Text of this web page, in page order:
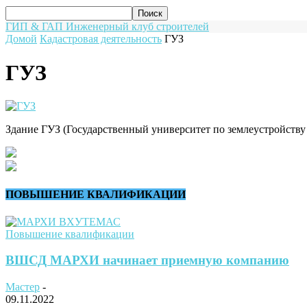
ГИП & ГАП Инженерный клуб строителей
Домой Кадастровая деятельность ГУЗ
ГУЗ
Здание ГУЗ (Государственный университет по
ПОВЫШЕНИЕ КВАЛИФИКАЦИИ
Повышение квалификации
ВШСД МАРХИ начинает приемную компанию
Мастер -
09.11.2022